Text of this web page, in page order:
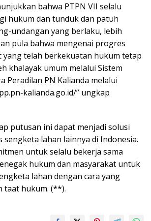
bahwa PTPN VII selalu
hukum dan tunduk dan patuh
undangan yang berlaku, lebih
pula bahwa mengenai progres
telah berkekuatan hukum tetap
khalayak umum melalui Sistem
Peradilan PN Kalianda melalui
kalianda.go.id/” ungkap
putusan ini dapat menjadi solusi
sengketa lahan lainnya di Indonesia.
untuk selalu bekerja sama
hukum dan masyarakat untuk
lahan dengan cara yang
taat hukum. (**).